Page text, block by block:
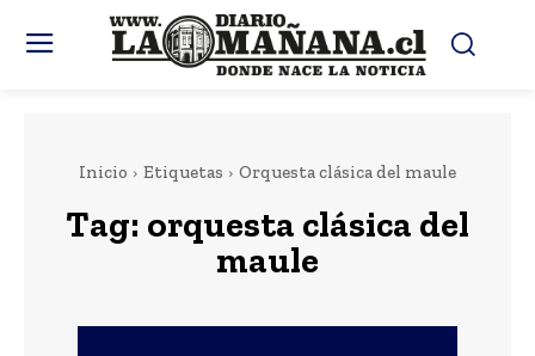
Inicio Etiquetas Orquesta clásica del maule
Tag: orquesta clásica del
maule